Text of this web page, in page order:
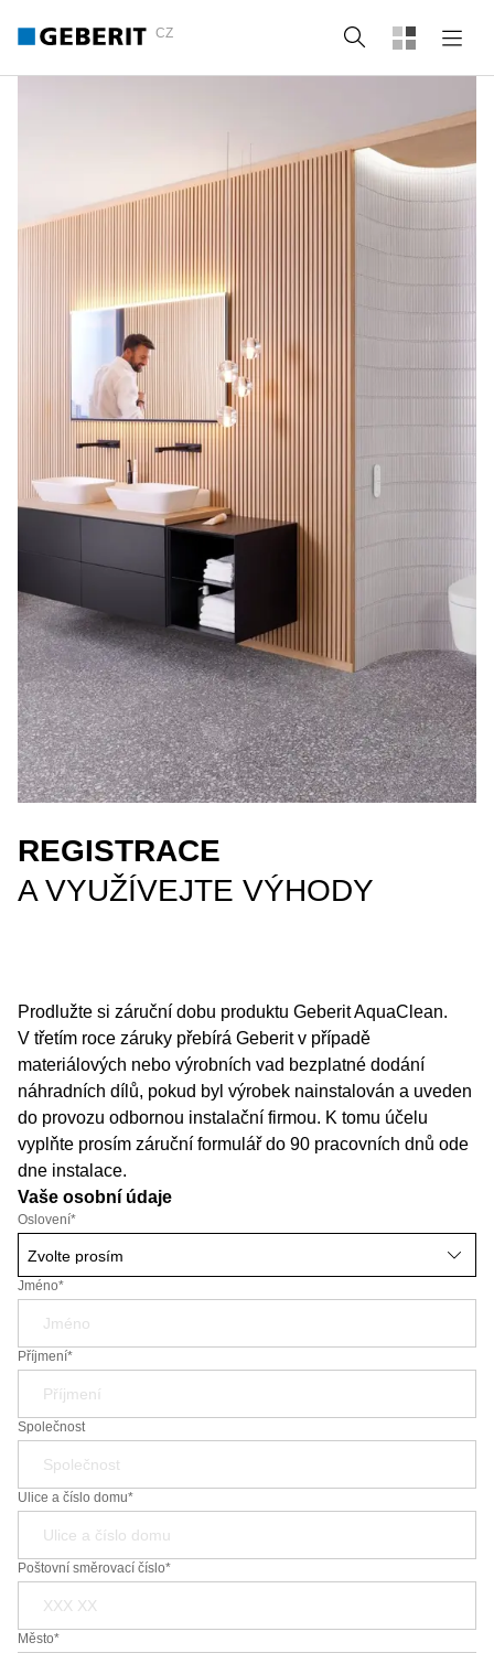
CZ Vyhledat
REGISTRACE
A VYUŽÍVEJTE VÝHODY
Prodlužte si záruční dobu produktu Geberit AquaClean.
V třetím roce záruky přebírá Geberit v případě
materiálových nebo výrobních vad bezplatné dodání
náhradních dílů, pokud byl výrobek nainstalován a uveden
do provozu odbornou instalační firmou. K tomu účelu
vyplňte prosím záruční formulář do 90 pracovních dnů ode
dne instalace.
Vaše osobní údaje
Oslovení*
Jméno*
Příjmení*
Společnost
Ulice a číslo domu*
Poštovní směrovací číslo*
Město*